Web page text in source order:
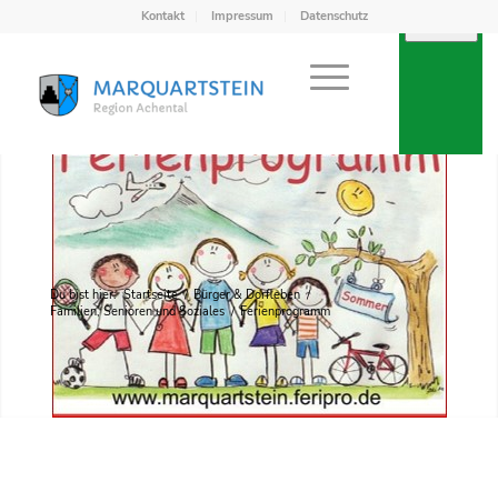
Kontakt Impressum Datenschutz
Du bist hier: Startseite / Bürger & Dorfleben /
Familien, Senioren und Soziales / Ferienprogramm